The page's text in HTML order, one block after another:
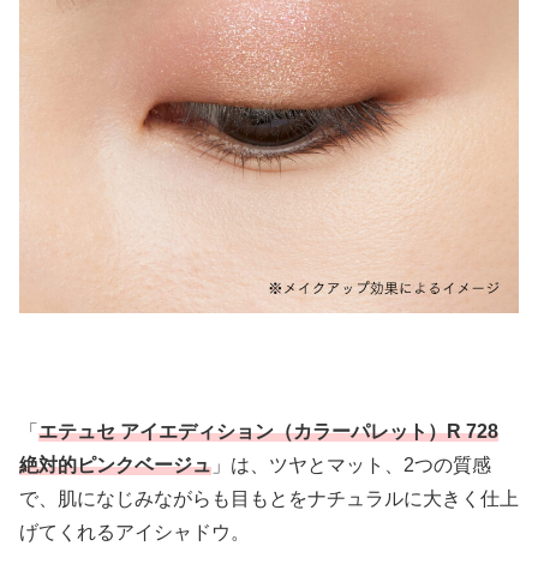
「 エテュセ アイエディション（カラーパレット）R 728
絶対的ピンクベージュ 」は、ツヤとマット、2つの質感
で、肌になじみながらも目もとをナチュラルに大きく仕上
げてくれるアイシャドウ。